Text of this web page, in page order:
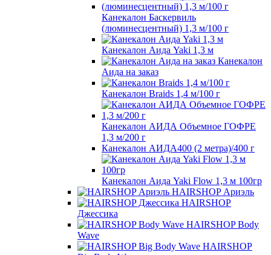
Канекалон Баскервиль
(люминесцентный) 1,3 м/100 г
Канекалон Аида Yaki 1,3 м
Канекалон
Аида на заказ
Канекалон Braids 1,4 м/100 г
Канекалон АИДА Объемное ГОФРЕ
1,3 м/200 г
Канекалон АИДА400 (2 метра)/400 г
Канекалон Аида Yaki Flow 1,3 м 100гр
HAIRSHOP Ариэль
HAIRSHOP
Джессика
HAIRSHOP Body
Wave
HAIRSHOP